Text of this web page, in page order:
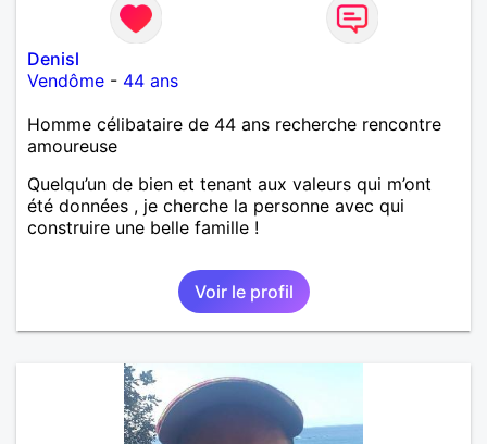
Denisl
Vendôme - 44 ans
Homme célibataire de 44 ans recherche rencontre
amoureuse
Quelqu’un de bien et tenant aux valeurs qui m’ont
été données , je cherche la personne avec qui
construire une belle famille !
Voir le profil